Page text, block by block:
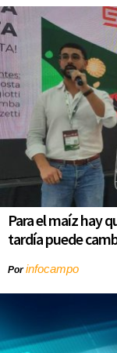
Para el maíz hay
tardía puede
Porinfocampo